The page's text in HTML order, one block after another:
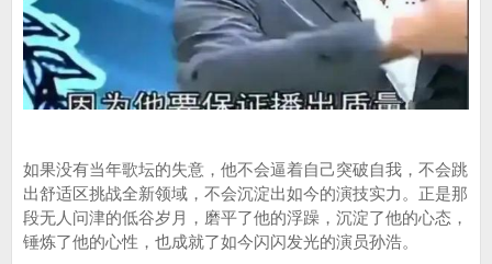
如果没有当年歌坛的失意，他不会逼着自己突破自我，不会跳
出舒适区挑战全新领域，不会沉淀出如今的演技实力。正是那
段无人问津的低谷岁月，磨平了他的浮躁，沉淀了他的心态，
锤炼了他的心性，也成就了如今闪闪发光的演员孙浩。